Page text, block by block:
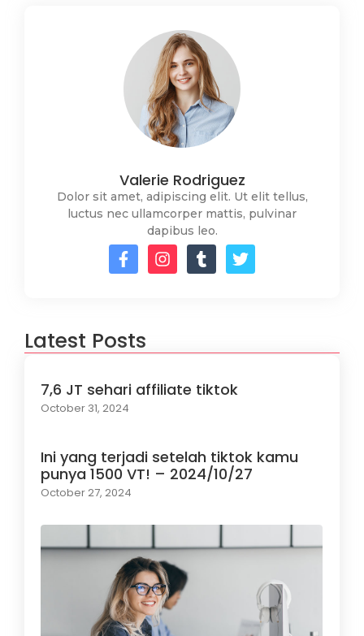
Valerie Rodriguez
Dolor sit amet, adipiscing elit. Ut elit tellus,
luctus nec ullamcorper mattis, pulvinar
dapibus leo.
Latest Posts
7,6 JT sehari affiliate tiktok
October 31, 2024
Ini yang terjadi setelah tiktok kamu
punya 1500 VT! – 2024/10/27
October 27, 2024